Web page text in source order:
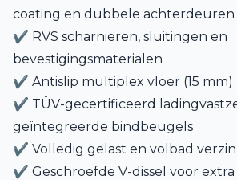
coating en dubbele achterdeuren
✔ RVS scharnieren, sluitingen en
bevestigingsmaterialen
✔ Antislip multiplex vloer (15 mm)
✔ TÜV-gecertificeerd
geïntegreerde bindbeugels
✔ Volledig gelast en volbad
✔ Geschroefde V-dissel voor extra